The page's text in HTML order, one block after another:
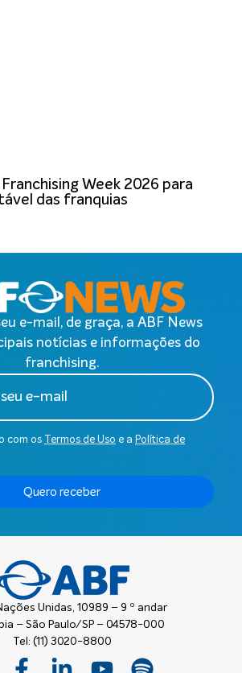
Week 2026 para
das franquias
e-mail, de graça, a ABF News
notícias e informações do
franchising.
com os Termos de Uso e a Política de
Quero receber
Unidas, 10989 – 9 º andar
– São Paulo/SP – 04578-000
Tel: (11) 3020-8800